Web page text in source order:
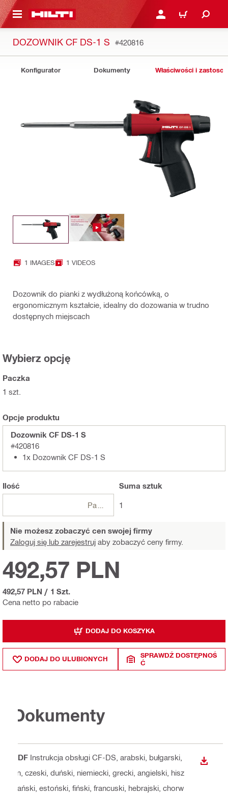
GŁÓWNEJ ZALOGUJ SIĘ LUB
KOSZYK
DOZOWNIK CF DS-1 S #420816
Konfigurator Dokumenty Właściwości i
1 IMAGES 1 VIDEOS
Dozownik do pianki z wydłużoną końcówką, o
ergonomicznym kształcie, idealny do dozowania w trudno
dostępnych miejscach
Wybierz opcję
Paczka
1 szt.
Opcje produktu
Dozownik CF DS-1 S
#420816
1x Dozownik CF DS-1 S
Ilość Suma sztuk
1
Nie możesz zobaczyć cen swojej firmy
Zaloguj się lub zarejestruj aby zobaczyć ceny firmy.
Cena netto po rabacie
492,57 PLN
492,57 PLN / 1 Szt.
DODAJ DO KOSZYKA
DODAJ DO ULUBIONYCH
SPRAWDŹ DOSTĘPNOŚ
Ć
Dokumenty
PDF Instrukcja obsługi CF-DS , arabski, bułgarski,
cn, czeski, duński, niemiecki, grecki, angielski, hisz
pański, estoński, fiński, francuski, hebrajski, chorw